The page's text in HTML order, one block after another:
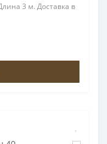
3 м. Доставка в